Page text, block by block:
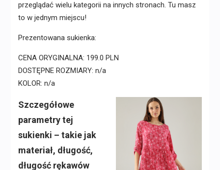
przeglądać wielu kategorii na innych stronach. Tu masz
to w jednym miejscu!
Prezentowana sukienka:
CENA ORYGINALNA: 199.0 PLN
DOSTĘPNE ROZMIARY: n/a
KOLOR: n/a
Szczegółowe
parametry tej
sukienki – takie jak
materiał, długość,
długość rękawów